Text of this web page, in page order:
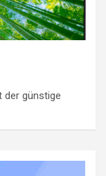
der günstige